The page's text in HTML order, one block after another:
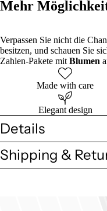
Mehr
Verpassen Sie nicht die
besitzen, und schauen Sie
Zahlen-Pakete mit Blumen
Made with care
Elegant design
Details
Shipping &